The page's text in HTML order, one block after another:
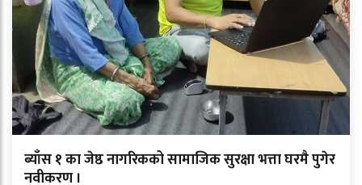
ब्याँस १ का जेष्ठ नागरिकको सामाजिक सुरक्षा भत्ता घरमै पुगेर
नवीकरण ।